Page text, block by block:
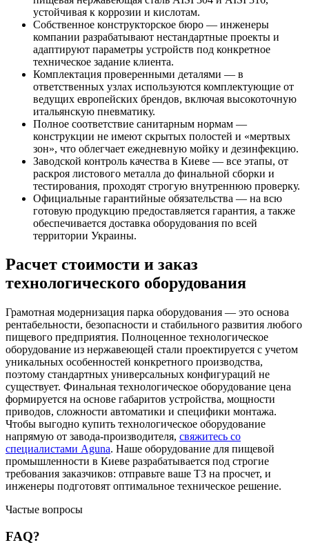
устойчивая к коррозии и кислотам.
Собственное конструкторское бюро — инженеры
компании разрабатывают нестандартные проекты и
адаптируют параметры устройств под конкретное
техническое задание клиента.
Комплектация проверенными деталями — в
ответственных узлах используются комплектующие от
ведущих европейских брендов, включая высокоточную
итальянскую пневматику.
Полное соответствие санитарным нормам —
конструкции не имеют скрытых полостей и «мертвых
зон», что облегчает ежедневную мойку и дезинфекцию.
Заводской контроль качества в Киеве — все этапы, от
раскроя листового металла до финальной сборки и
тестирования, проходят строгую внутреннюю проверку.
Официальные гарантийные обязательства — на всю
готовую продукцию предоставляется гарантия, а также
обеспечивается доставка оборудования по всей
территории Украины.
Расчет стоимости и заказ
технологического оборудования
Грамотная модернизация парка оборудования — это основа
рентабельности, безопасности и стабильного развития любого
пищевого предприятия. Полноценное технологическое
оборудование из нержавеющей стали проектируется с учетом
уникальных особенностей конкретного производства,
поэтому стандартных универсальных конфигураций не
существует. Финальная технологическое оборудование цена
формируется на основе габаритов устройства, мощности
приводов, сложности автоматики и специфики монтажа.
Чтобы выгодно купить технологическое оборудование
напрямую от завода-производителя, свяжитесь со
специалистами Aguna. Наше оборудование для пищевой
промышленности в Киеве разрабатывается под строгие
требования заказчиков: отправьте ваше ТЗ на просчет, и
инженеры подготовят оптимальное техническое решение.
Частые вопросы
FAQ?